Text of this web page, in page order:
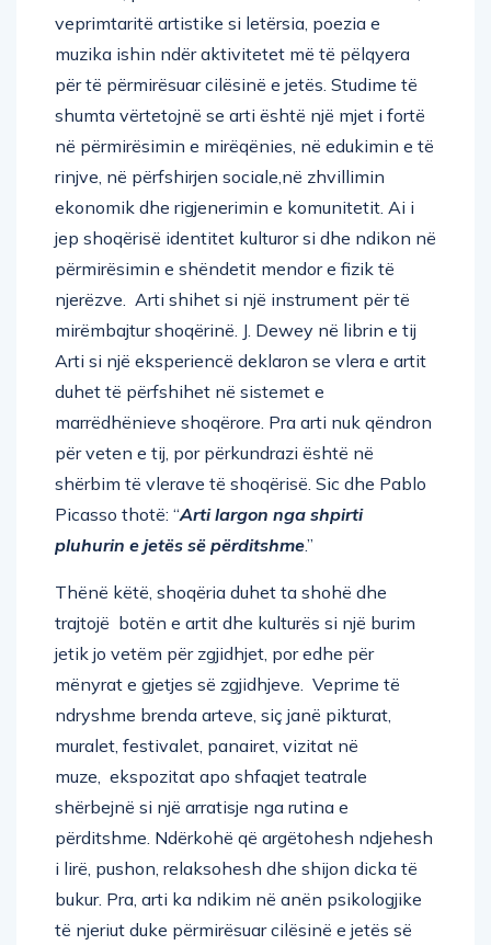
veprimtaritë artistike si letërsia, poezia e
muzika ishin ndër aktivitetet më të pëlqyera
për të përmirësuar cilësinë e jetës. Studime të
shumta vërtetojnë se arti është një mjet i fortë
në përmirësimin e mirëqënies, në edukimin e të
rinjve, në përfshirjen sociale,në zhvillimin
ekonomik dhe rigjenerimin e komunitetit. Ai i
jep shoqërisë identitet kulturor si dhe ndikon në
përmirësimin e shëndetit mendor e fizik të
njerëzve. Arti shihet si një instrument për të
mirëmbajtur shoqërinë. J. Dewey në librin e tij
Arti si një eksperiencë deklaron se vlera e artit
duhet të përfshihet në sistemet e
marrëdhënieve shoqërore. Pra arti nuk qëndron
për veten e tij, por përkundrazi është në
shërbim të vlerave të shoqërisë. Sic dhe Pablo
Picasso thotë: “Arti largon nga shpirti
pluhurin e jetës së përditshme.”
Thënë këtë, shoqëria duhet ta shohë dhe
trajtojë botën e artit dhe kulturës si një burim
jetik jo vetëm për zgjidhjet, por edhe për
mënyrat e gjetjes së zgjidhjeve. Veprime të
ndryshme brenda arteve, siç janë pikturat,
muralet, festivalet, panairet, vizitat në
muze, ekspozitat apo shfaqjet teatrale
shërbejnë si një arratisje nga rutina e
përditshme. Ndërkohë që argëtohesh ndjehesh
i lirë, pushon, relaksohesh dhe shijon dicka të
bukur. Pra, arti ka ndikim në anën psikologjike
të njeriut duke përmirësuar cilësinë e jetës së